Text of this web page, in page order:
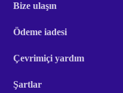
Bize ulaşın
Ödeme iadesi
Çevrimiçi yardım
Şartlar